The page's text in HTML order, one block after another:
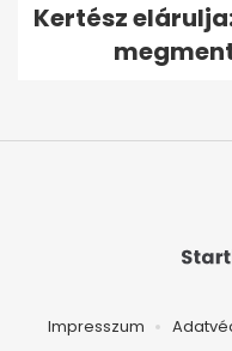
Kertész
Impresszum